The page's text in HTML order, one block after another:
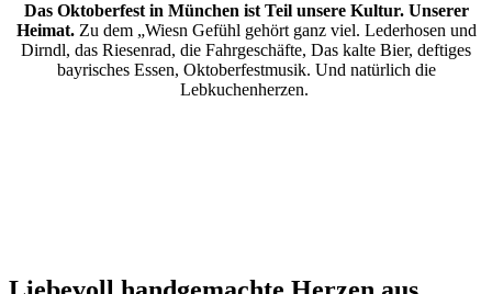
Das Oktoberfest in München ist Teil unsere Kultur. Unserer
Heimat.Zu dem „Wiesn Gefühl gehört ganz viel. Lederhosen und
Dirndl, das Riesenrad, die Fahrgeschäfte, Das kalte Bier, deftiges
bayrisches Essen, Oktoberfestmusik. Und natürlich die
Lebkuchenherzen.